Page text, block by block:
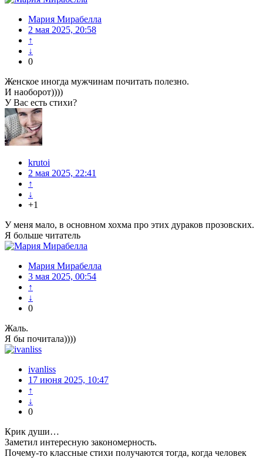
Мария Мирабелла
2 мая 2025, 20:58
↑
↓
0
Женское иногда мужчинам почитать полезно.
И наоборот))))
У Вас есть стихи?
krutoi
2 мая 2025, 22:41
↑
↓
+1
У меня мало, в основном хохма про этих дураков прозовских.
Я больше читатель
Мария Мирабелла
3 мая 2025, 00:54
↑
↓
0
Жаль.
Я бы почитала))))
ivanliss
17 июня 2025, 10:47
↑
↓
0
Крик души…
Заметил интересную закономерность.
Почему-то классные стихи получаются тогда, когда человек